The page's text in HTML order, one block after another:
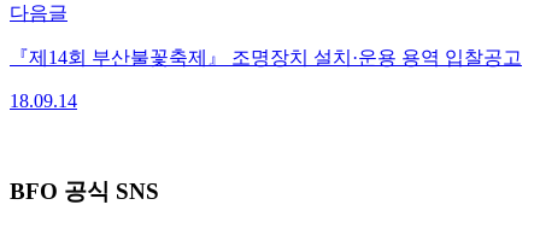
다음글
『제14회 부산불꽃축제』 조명장치 설치·운용 용역 입찰공고
18.09.14
BFO 공식 SNS